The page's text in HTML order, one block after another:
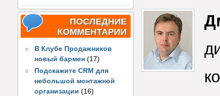
ПОСЛЕДНИЕ
КОММЕНТАРИИ
В Клубе Продажников
новый бармен (17)
Подскажите CRM для
небольшой монтажной
организации (16)